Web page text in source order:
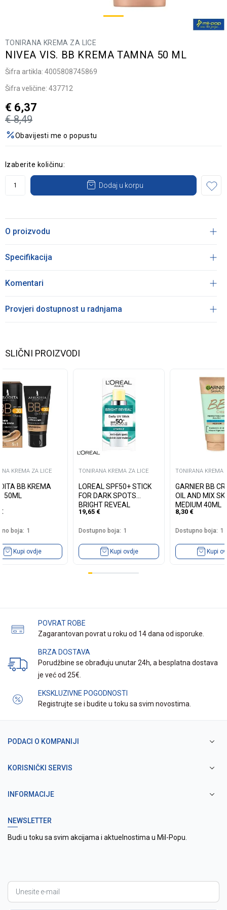
TONIRANA KREMA ZA LICE
NIVEA VIS. BB KREMA TAMNA 50 ML
Šifra artikla: 4005808745869
Šifra veličine: 437712
€ 8,49
€ 6,37
Obavijesti me o popustu
Izaberite količinu:
Dodaj u korpu
O proizvodu
Specifikacija
Komentari
Provjeri dostupnost u radnjama
SLIČNI PROIZVODI
KREMA ZA LICE
BB KREMA
50ML
€
boja: 1
Kupi ovdje
TONIRANA KREMA ZA LICE
LOREAL SPF50+ STICK
FOR DARK SPOTS
BRIGHT REVEAL
19,65 €
Dostupno boja: 1
Kupi ovdje
TONIRANA KREMA
GARNIER BB
OIL AND MIX
MEDIUM 40ML
8,30 €
Dostupno boja: 1
Kupi
POVRAT ROBE
Zagarantovan povrat u roku od 14 dana od isporuke.
BRZA DOSTAVA
Porudžbine se obrađuju unutar 24h, a besplatna dostava
je već od 25€.
EKSKLUZIVNE POGODNOSTI
Registrujte se i budite u toku sa svim novostima.
PODACI O KOMPANIJI
KORISNIČKI SERVIS
INFORMACIJE
NEWSLETTER
Budi u toku sa svim akcijama i aktuelnostima u Mil-Popu.